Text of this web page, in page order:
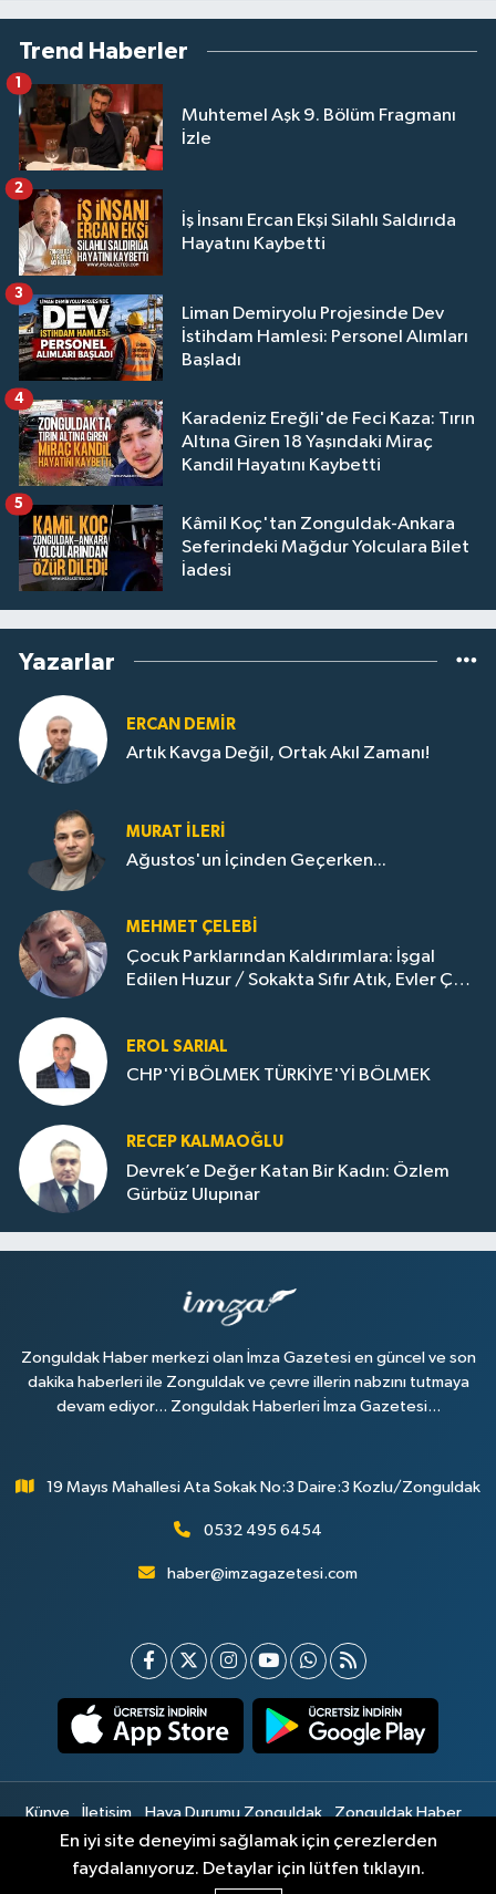
Trend Haberler
Muhtemel Aşk 9. Bölüm Fragmanı
İzle
1
İş İnsanı Ercan Ekşi Silahlı Saldırıda
Hayatını Kaybetti
2
Liman Demiryolu Projesinde Dev
İstihdam Hamlesi: Personel Alımları
Başladı
3
Karadeniz Ereğli'de Feci Kaza: Tırın
Altına Giren 18 Yaşındaki Miraç
Kandil Hayatını Kaybetti
4
Kâmil Koç'tan Zonguldak-Ankara
Seferindeki Mağdur Yolculara Bilet
İadesi
5
Yazarlar
ERCAN DEMIR
Artık Kavga Değil, Ortak Akıl Zamanı!
MURAT İLERI
Ağustos'un İçinden Geçerken...
MEHMET ÇELEBI
Çocuk Parklarından Kaldırımlara: İşgal
Edilen Huzur / Sokakta Sıfır Atık, Evler Çöp
EROL SARIAL
CHP'Yİ BÖLMEK TÜRKİYE'Yİ BÖLMEK
RECEP KALMAOĞLU
Devrek’e Değer Katan Bir Kadın: Özlem
Gürbüz Ulupınar
Zonguldak Haber merkezi olan İmza Gazetesi en güncel ve son
dakika haberleri ile Zonguldak ve çevre illerin nabzını tutmaya
devam ediyor... Zonguldak Haberleri İmza Gazetesi...
19 Mayıs Mahallesi Ata Sokak No:3 Daire:3 Kozlu/Zonguldak
0532 495 6454
haber@imzagazetesi.com
Künye İletişim Hava Durumu Zonguldak
Zonguldak Haber
Gizlilik Sözleşmesi
Hizmet Şartları Sitemap
En iyi site deneyimi sağlamak için çerezlerden
faydalanıyoruz. Detaylar için lütfen tıklayın.